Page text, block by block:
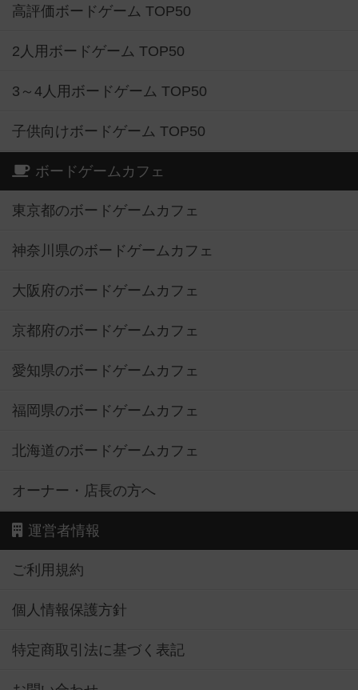
高評価ボードゲーム TOP50
2人用ボードゲーム TOP50
3～4人用ボードゲーム TOP50
子供向けボードゲーム TOP50
ボードゲームカフェ
東京都のボードゲームカフェ
神奈川県のボードゲームカフェ
大阪府のボードゲームカフェ
京都府のボードゲームカフェ
愛知県のボードゲームカフェ
福岡県のボードゲームカフェ
北海道のボードゲームカフェ
オーナー・店長の方へ
運営者情報
ご利用規約
個人情報保護方針
特定商取引法に基づく表記